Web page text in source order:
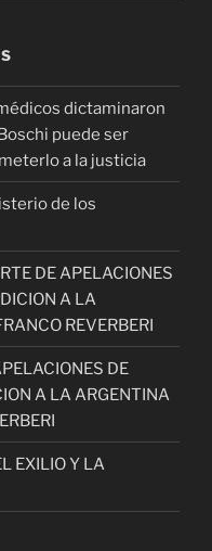
dictaminaron
puede ser
a la justicia
de los
DE APELACIONES
A LA
REVERBERI
DE
A LA ARGENTINA
EXILIO Y LA